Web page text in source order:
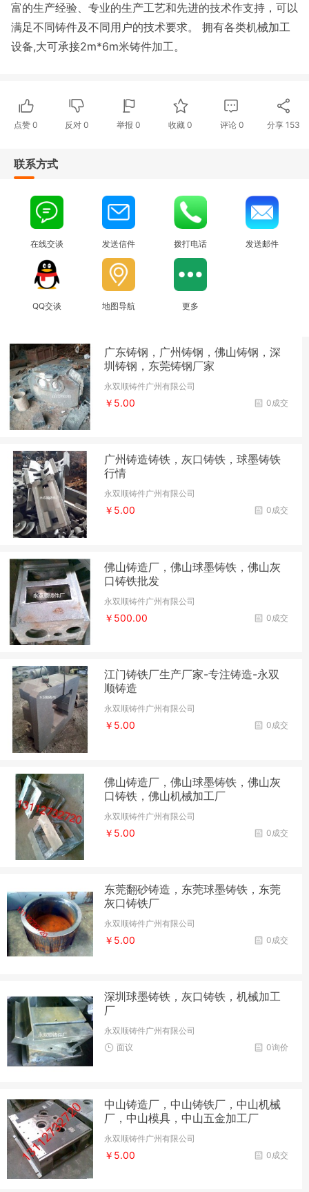
富的生产经验、专业的生产工艺和先进的技术作支持，可以
满足不同铸件及不同用户的技术要求。 拥有各类机械加工
设备,大可承接2m*6m米铸件加工。
点赞 0 反对0 举报 0 收藏 0 评论 0 分享 153
联系方式
在线交谈 发送信件 拨打电话 发送邮件
QQ交谈 地图导航 更多
广东铸钢，广州铸钢，佛山铸钢，深
圳铸钢，东莞铸钢厂家
永双顺铸件广州有限公司
0成交
￥5.00
广州铸造铸铁，灰口铸铁，球墨铸铁
行情
永双顺铸件广州有限公司
0成交
￥5.00
佛山铸造厂，佛山球墨铸铁，佛山灰
口铸铁批发
永双顺铸件广州有限公司
0成交
￥500.00
江门铸铁厂生产厂家-专注铸造-永双
顺铸造
永双顺铸件广州有限公司
0成交
￥5.00
佛山铸造厂，佛山球墨铸铁，佛山灰
口铸铁，佛山机械加工厂
永双顺铸件广州有限公司
0成交
￥5.00
东莞翻砂铸造，东莞球墨铸铁，东莞
灰口铸铁厂
永双顺铸件广州有限公司
0成交
￥5.00
深圳球墨铸铁，灰口铸铁，机械加工
厂
永双顺铸件广州有限公司
0询价
面议
中山铸造厂，中山铸铁厂，中山机械
厂，中山模具，中山五金加工厂
永双顺铸件广州有限公司
0成交
￥5.00